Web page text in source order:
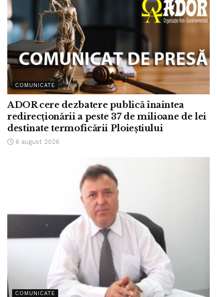
COMUNICATE
ADOR cere dezbatere publică înaintea
redirecționării a peste 37 de milioane de lei
destinate termoficării Ploieștiului
6 august 2026
COMUNICATE